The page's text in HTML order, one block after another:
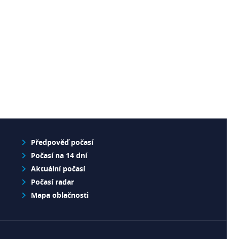
Předpověď počasí
Počasí na 14 dní
Aktuální počasí
Počasí radar
Mapa oblačnosti